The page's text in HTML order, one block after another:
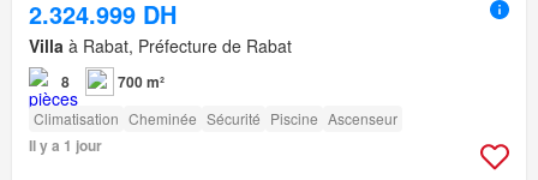
2.324.999 DH
Villa à Rabat, Préfecture de Rabat
8 700 m²
Climatisation Cheminée Sécurité Piscine Ascenseur
Il y a 1 jour